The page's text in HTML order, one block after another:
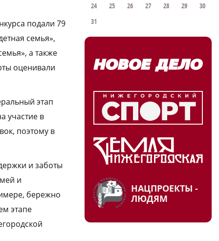
подали 79
семья»,
а также
оценивали
этап
участие в
поэтому в
и заботы
и
бережно
этапе
24
25 26 27 28 29
30
31
НАЦПРОЕКТЫ -
ЛЮДЯМ